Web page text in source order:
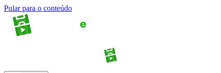
Pular para o conteúdo